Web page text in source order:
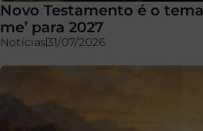
Novo Testamento é o tema
me’ para 2027
Notícias31/07/2026